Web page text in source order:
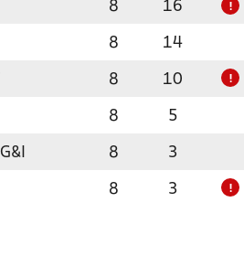
8 16 !
8 14
8 10 !
8 5
8 3
8 3 !